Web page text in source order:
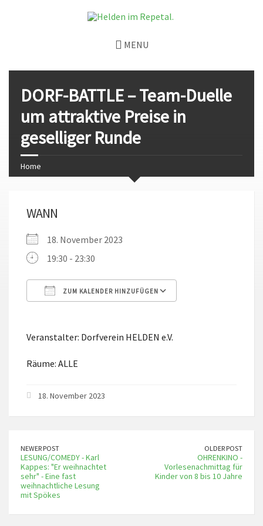
MENU
DORF-BATTLE – Team-Duelle
um attraktive Preise in
geselliger Runde
Home
WANN
18. November 2023
19:30 - 23:30
ZUM KALENDER HINZUFÜGEN
Veranstalter: Dorfverein HELDEN e.V.
Räume: ALLE
18. November 2023
NEWER POST
LESUNG/COMEDY - Karl
Kappes: "Er weihnachtet
sehr" - Eine fast
weihnachtliche Lesung
mit Spökes
OLDER POST
OHRENKINO -
Vorlesenachmittag für
Kinder von 8 bis 10 Jahre